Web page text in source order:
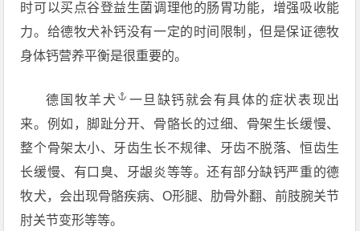
时可以买点谷登益生菌调理他的肠胃功能，增强吸收能
力。给德牧犬补钙没有一定的时间限制，但是保证德牧
身体钙营养平衡是很重要的。
德国牧羊犬
一旦缺钙就会有具体的症状表现出
来。例如，脚趾分开、骨骼长的过细、骨架生长缓慢、
整个骨架太小、牙齿生长不规律、牙齿不脱落、恒齿生
长缓慢、有口臭、牙龈炎等等。还有部分缺钙严重的德
牧犬，会出现骨骼疾病、O形腿、肋骨外翻、前肢腕关节
肘关节变形等等。